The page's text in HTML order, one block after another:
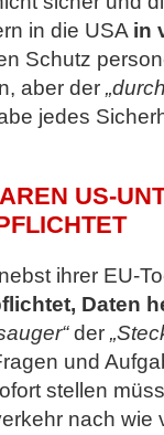
in die USA in
Schutz
aber der
jedes
US-
ihrer EU-
Daten
der
und
stellen
nach wie